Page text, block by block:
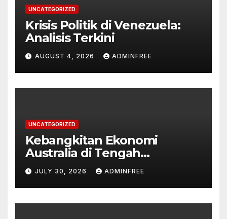
UNCATEGORIZED
Krisis Politik di Venezuela:
Analisis Terkini
AUGUST 4, 2026 ADMINFREE
UNCATEGORIZED
Kebangkitan Ekonomi
Australia di Tengah
Tantangan Global
JULY 30, 2026 ADMINFREE